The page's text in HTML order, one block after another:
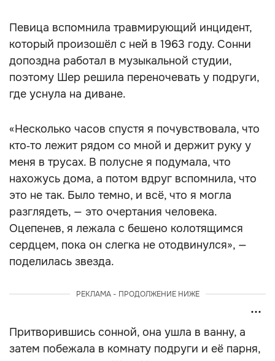
Певица вспомнила травмирующий инцидент,
который произошёл с ней в 1963 году. Сонни
допоздна работал в музыкальной студии,
поэтому Шер решила переночевать у подруги,
где уснула на диване.
«Несколько часов спустя я почувствовала, что
кто‑то лежит рядом со мной и держит руку у
меня в трусах. В полусне я подумала, что
нахожусь дома, а потом вдруг вспомнила, что
это не так. Было темно, и всё, что я могла
разглядеть, — это очертания человека.
Оцепенев, я лежала с бешено колотящимся
сердцем, пока он слегка не отодвинулся», —
поделилась звезда.
РЕКЛАМА - ПРОДОЛЖЕНИЕ НИЖЕ
Притворившись сонной, она ушла в ванну, а
затем побежала в комнату подруги и её парня,